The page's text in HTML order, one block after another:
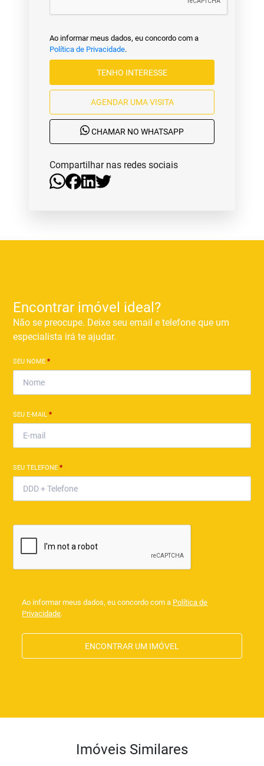
Ao informar meus dados, eu concordo com a
Política de Privacidade.
TENHO INTERESSE
AGENDAR UMA VISITA
CHAMAR NO WHATSAPP
Compartilhar nas redes sociais
Encontrar imóvel ideal?
Não se preocupe. Deixe seu email e telefone que um
especialista irá te ajudar.
SEU NOME*
SEU E-MAIL*
SEU TELEFONE*
Ao informar meus dados, eu concordo com a Política de
Privacidade.
ENCONTRAR UM IMÓVEL
Imóveis Similares